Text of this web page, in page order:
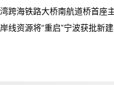
市）汽车服务有限公司搞
跨海铁路大桥南航道桥首座
线资源将“重启”宁波获批新